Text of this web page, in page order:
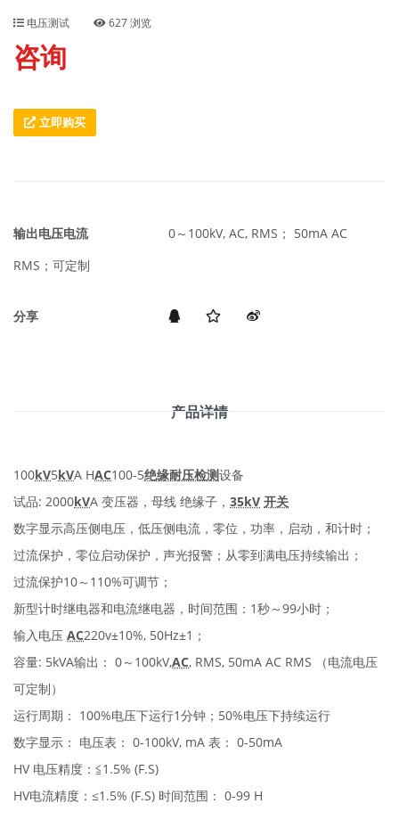
电压测试 627 浏览
咨询
立即购买
输出电压电流
0～100kV, AC, RMS； 50mA AC
RMS；可定制
分享
产品详情
100kV5kVA HAC100-5绝缘耐压检测设备
试品: 2000kVA 变压器，母线 绝缘子， 35kV 开关
数字显示高压侧电压，低压侧电流，零位，功率，启动，和计时；
过流保护，零位启动保护，声光报警；从零到满电压持续输出；
过流保护10～110%可调节；
新型计时继电器和电流继电器，时间范围：1秒～99小时；
输入电压 AC220v±10%, 50Hz±1；
容量: 5kVA输出： 0～100kV,AC, RMS, 50mA AC RMS （电流电压
可定制）
运行周期： 100%电压下运行1分钟；50%电压下持续运行
数字显示： 电压表： 0-100kV, mA 表： 0-50mA
HV 电压精度：≦1.5% (F.S)
HV电流精度：≤1.5% (F.S) 时间范围： 0-99 H